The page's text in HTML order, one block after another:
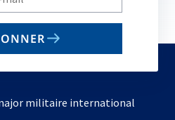
militaire international